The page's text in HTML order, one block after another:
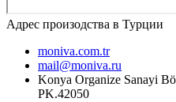
Адрес произодства в Турции
moniva.com.tr
mail@moniva.ru
Konya Organize Sanayi
PK.42050